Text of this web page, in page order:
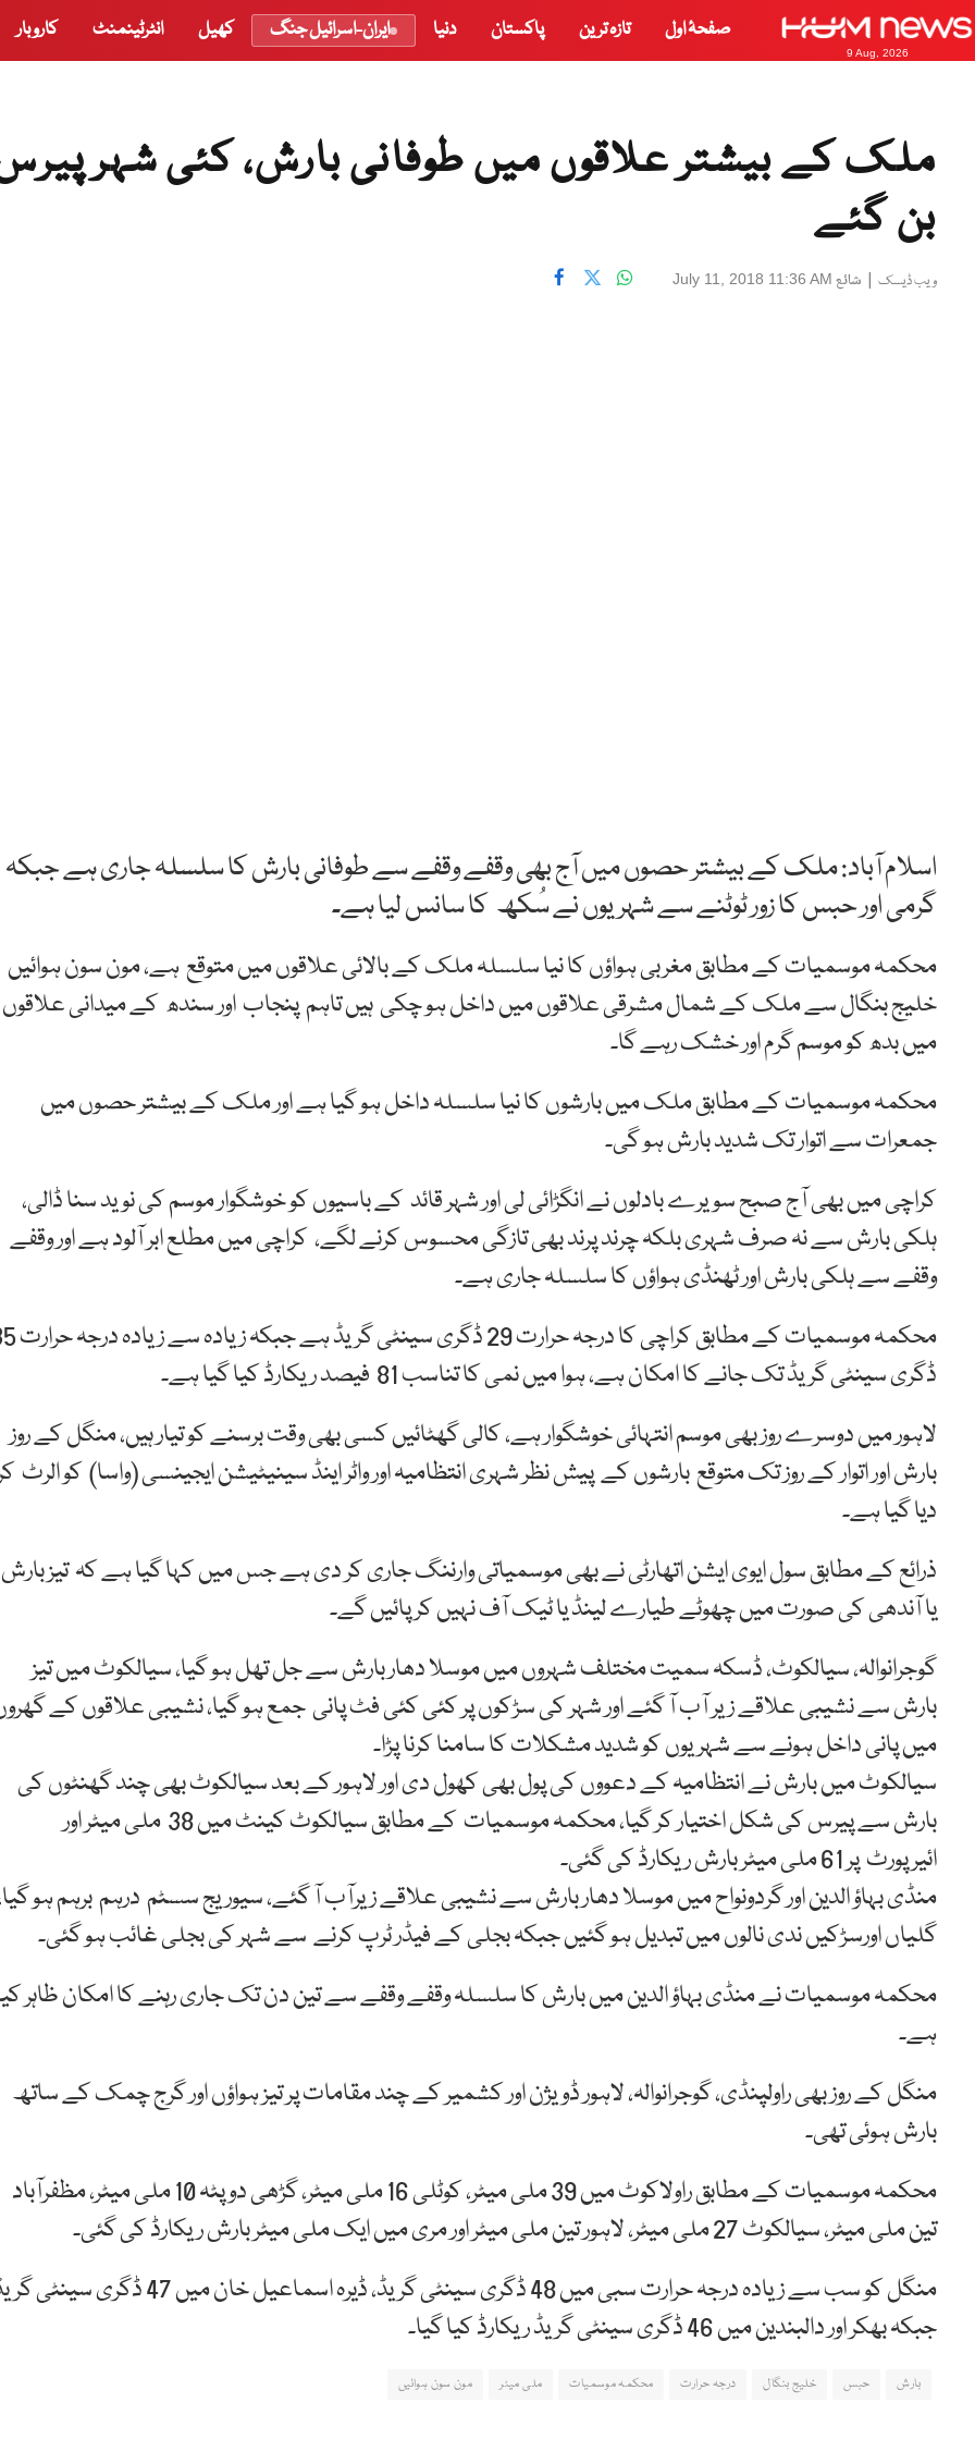
9 Aug, 2026
صفحۂ اول تازہ ترین پاکستان دنیا ایران-اسرائیل جنگ کھیل انٹرٹینمنٹ کاروبار
ملک کے بیشتر علاقوں میں طوفانی بارش، کئی شہر
بن گئے
ویب ڈیسک | شائع July 11, 2018 11:36 AM
اسلام آباد: ملک کے بیشتر حصوں میں آج بھی وقفے وقفے سے طوفانی بارش کا سلسلہ جاری ہے جبکہ
گرمی اور حبس کا زور ٹوٹنے سے شہریوں نے سُکھ کا سانس لیا ہے۔
محکمہ موسمیات کے مطابق مغربی ہواؤں کا نیا سلسلہ ملک کے بالائی علاقوں میں متوقع ہے، مون سون ہوائیں
خلیج بنگال سے ملک کے شمال مشرقی علاقوں میں داخل ہو چکی ہیں تاہم پنجاب اور سندھ کے میدانی علاقوں
میں بدھ کو موسم گرم اور خشک رہے گا۔
محکمہ موسمیات کے مطابق ملک میں بارشوں کا نیا سلسلہ داخل ہو گیا ہے اور ملک کے بیشتر حصوں میں
جمعرات سے اتوار تک شدید بارش ہو گی۔
کراچی میں بھی آج صبح سویرے بادلوں نے انگڑائی لی اور شہر قائد کے باسیوں کو خوشگوار موسم کی نوید سنا ڈالی،
ہلکی بارش سے نہ صرف شہری بلکہ چرند پرند بھی تازگی محسوس کرنے لگے، کراچی میں مطلع ابر آلود ہے اور وقفے
وقفے سے ہلکی بارش اور ٹھنڈی ہواؤں کا سلسلہ جاری ہے۔
محکمہ موسمیات کے مطابق کراچی کا درجہ
ڈگری سینٹی گریڈ تک جانے کا امکان ہے، ہوا میں نمی کا تناسب 81 فیصد ریکارڈ کیا گیا ہے۔
لاہور میں دوسرے روز بھی موسم انتہائی خوشگوار ہے، کالی گھٹائیں کسی بھی وقت برسنے کو تیار ہیں، منگل کے روز
بارش اور اتوار کے روز تک متوقع بارشوں کے پیش نظر شہری انتظامیہ اور واٹر اینڈ سینیٹیشن ایجینسی (واسا) کو الرٹ
دیا گیا ہے۔
ذرائع کے مطابق سول ایوی ایشن اتھارٹی نے بھی موسمیاتی وارننگ جاری کر دی ہے جس میں کہا گیا ہے کہ تیز بارش
یا آندھی کی صورت میں چھوٹے طیارے لینڈ یا ٹیک آف نہیں کر پائیں گے۔
گوجرانوالہ، سیالکوٹ، ڈسکہ سمیت مختلف شہروں میں موسلا دھار بارش سے جل تھل ہو گیا، سیالکوٹ میں تیز
بارش سے نشیبی علاقے زیر آب آ گئے اور شہر کی سڑکوں پر کئی کئی فٹ پانی جمع ہو گیا، نشیبی علاقوں کے
میں پانی داخل ہونے سے شہریوں کو شدید مشکلات کا سامنا کرنا پڑا۔
سیالکوٹ میں بارش نے انتظامیہ کے دعووں کی پول بھی کھول دی اور لاہور کے بعد سیالکوٹ بھی چند گھنٹوں کی
بارش سے پیرس کی شکل اختیار کر گیا، محکمہ موسمیات کے مطابق سیالکوٹ کینٹ میں 38 ملی میٹر اور
ائیرپورٹ پر 61 ملی میٹر بارش ریکارڈ کی گئی۔
منڈی بہاؤ الدین اور گردونواح میں موسلا دھار بارش سے نشیبی علاقے زیرآب آ گئے، سیوریج سسٹم درہم برہم ہو
گلیاں اورسڑکیں ندی نالوں میں تبدیل ہو گئیں جبکہ بجلی کے فیڈر ٹرپ کرنے سے شہر کی بجلی غائب ہو گئی۔
محکمہ موسمیات نے منڈی بہاؤ الدین میں بارش کا سلسلہ وقفے وقفے سے تین دن تک جاری رہنے کا امکان ظاہر
ہے۔
منگل کے روز بھی راولپنڈی، گوجرانوالہ، لاہور ڈویژن اور کشمیر کے چند مقامات پر تیز ہواؤں اور گرج چمک کے ساتھ
بارش ہوئی تھی۔
محکمہ موسمیات کے مطابق راولاکوٹ میں 39 ملی میٹر، کوٹلی 16 ملی میٹر، گڑھی دوپٹہ 10 ملی میٹر، مظفرآباد
تین ملی میٹر، سیالکوٹ 27 ملی میٹر، لاہور تین ملی میٹر اور مری میں ایک ملی میٹر بارش ریکارڈ کی گئی۔
منگل کو سب سے زیادہ درجہ حرارت سبی میں 48 ڈگری سینٹی گریڈ، ڈیرہ اسماعیل خان میں 47 ڈگری
جبکہ بھکر اور دالبندین میں 46 ڈگری سینٹی گریڈ ریکارڈ کیا گیا۔
بارش حبس خلیج بنگال درجہ حرارت محکمہ موسمیات ملی میٹر مون سون ہوائیں